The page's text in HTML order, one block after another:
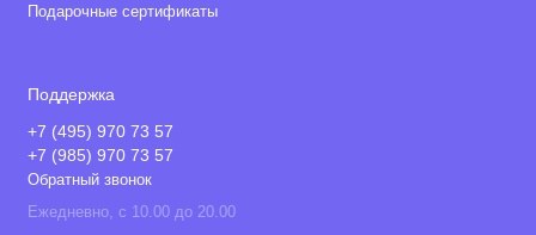
Подарочные сертификаты
Поддержка
+7 (495) 970 73 57
+7 (985) 970 73 57
Обратный звонок
Ежедневно, с 10.00 до 20.00